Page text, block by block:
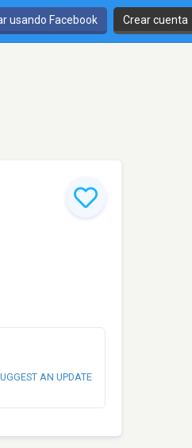
usando Facebook Crear cuenta
AN UPDATE